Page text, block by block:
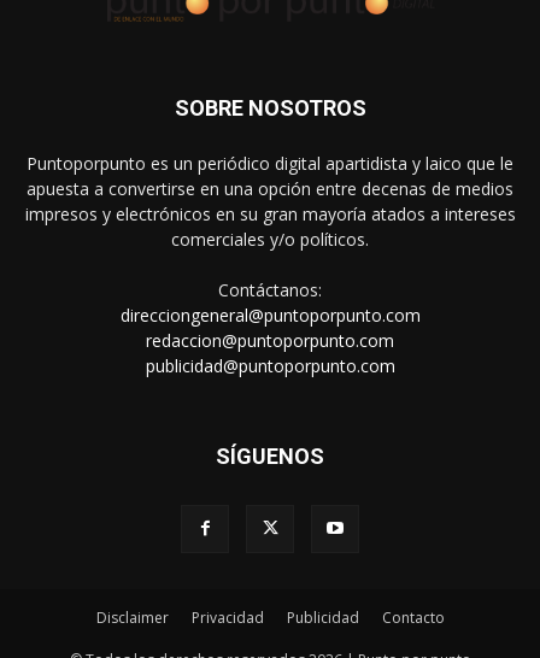
SOBRE NOSOTROS
Puntoporpunto es un periódico digital apartidista y laico que le
apuesta a convertirse en una opción entre decenas de medios
impresos y electrónicos en su gran mayoría atados a intereses
comerciales y/o políticos.
Contáctanos:
direcciongeneral@puntoporpunto.com
redaccion@puntoporpunto.com
publicidad@puntoporpunto.com
SÍGUENOS
Disclaimer Privacidad Publicidad Contacto